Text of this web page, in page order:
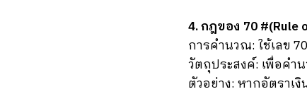
4. กฎของ 70 #(Rule
การคำนวณ: ใช้เลข
วัตถุประสงค์: เพื่อคำ
ตัวอย่าง: หากอัตราเ